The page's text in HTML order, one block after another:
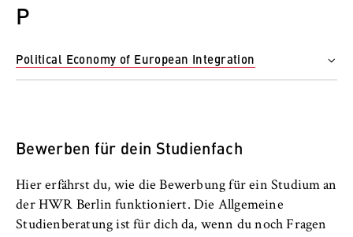
Englisch
Studienbeginn
Angebotsform
Vollzeit
P
Political Economy of European Integration
Abschluss
Wintersemester (1.10.)
Vollzeit
Unterrichtssprache
Englisch
Bewerben für dein Studienfach
Hier erfährst du, wie die Bewerbung für ein Studium an
der HWR Berlin funktioniert. Die Allgemeine
Studienberatung ist für dich da, wenn du noch Fragen
Anbieter:
Matomo
Nutzerverhaltens auf unserer Website, um
Hierzu werden Cookies gesetzt, die uns
helfen zu verstehen, welche Seiten am
häufigsten besucht werden.